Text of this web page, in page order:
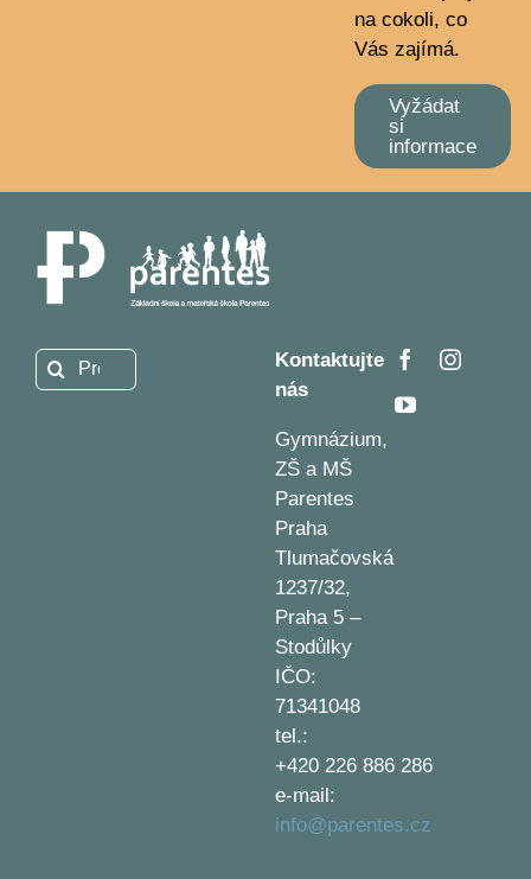
na cokoli, co
Vás zajímá.
Vyžádat
si
informace
Hledat:
Kontaktujte
nás
Gymnázium,
ZŠ a MŠ
Parentes
Praha
Tlumačovská
1237/32,
Praha 5 –
Stodůlky
IČO:
71341048
tel.:
+420 226 886 286
e-mail:
info@parentes.cz